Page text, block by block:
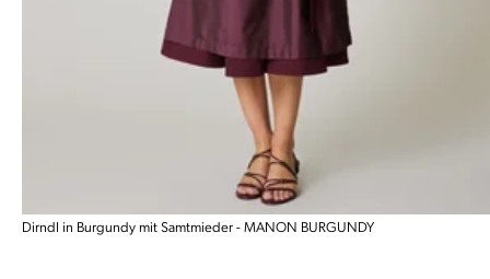
Dirndl in Burgundy mit Samtmieder - MANON BURGUNDY